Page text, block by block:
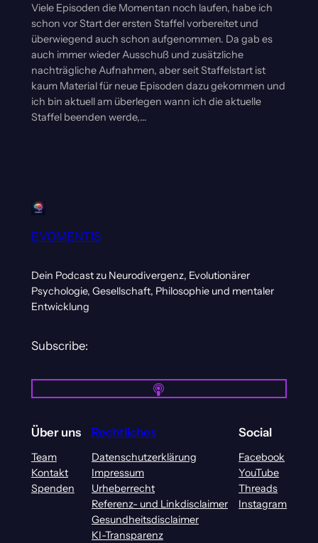
Viele Episoden die Momentan noch laufen, habe ich
schon vor Start der ersten Staffel vorbereitet und
überwiegend auch schon aufgenommen. Da gab es
auch immer wieder Ausschuß und zusätzliche
nachträgliche Aufnahmen, aber seit Staffelstart ist
kaum Material für neue Episoden dazu gekommen und
ich bin aktuell am überlegen wann ich die aktuelle
Staffel beenden werde,…
EVOMENTIS
Dein Podcast zu Neurodivergenz, Evolutionärer
Psychologie, Gesellschaft, Philosophie und mentaler
Entwicklung
Subscribe:
Über uns
Team
Kontakt
Spenden
Rechtliches
Datenschutzerklärung
Impressum
Urheberrecht
Referenz- und Linkdisclaimer
Gesundheitsdisclaimer
KI-Transparenz
Social
Facebook
YouTube
Threads
Instagram